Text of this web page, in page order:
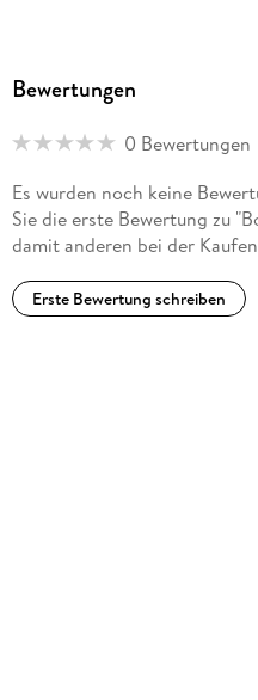
Bewertungen
0 Bewertungen
Es wurden noch keine
Sie die erste Bewertung zu
damit anderen bei der
Erste Bewertung schreiben